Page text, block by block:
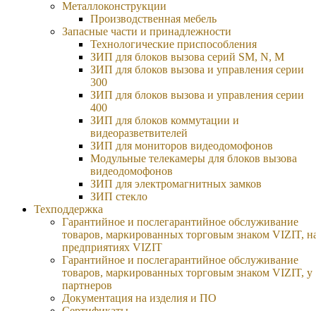
Металлоконструкции
Производственная мебель
Запасные части и принадлежности
Технологические приспособления
ЗИП для блоков вызова серий SM, N, M
ЗИП для блоков вызова и управления серии
300
ЗИП для блоков вызова и управления серии
400
ЗИП для блоков коммутации и
видеоразветвителей
ЗИП для мониторов видеодомофонов
Модульные телекамеры для блоков вызова
видеодомофонов
ЗИП для электромагнитных замков
ЗИП стекло
Техподдержка
Гарантийное и послегарантийное обслуживание
товаров, маркированных торговым знаком VIZIT,
предприятиях VIZIT
Гарантийное и послегарантийное обслуживание
товаров, маркированных торговым знаком VIZIT, у
партнеров
Документация на изделия и ПО